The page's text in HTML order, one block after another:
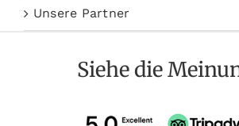
Unsere Partner
Siehe die